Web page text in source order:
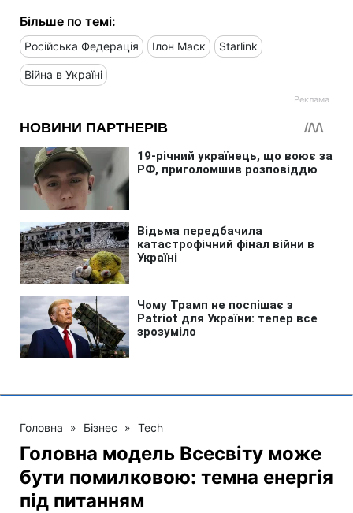
Більше по темі:
Російська Федерація Ілон Маск Starlink
Війна в Україні
Головна » Бізнес » Tech
Головна модель Всесвіту може
бути помилковою: темна енергія
під питанням